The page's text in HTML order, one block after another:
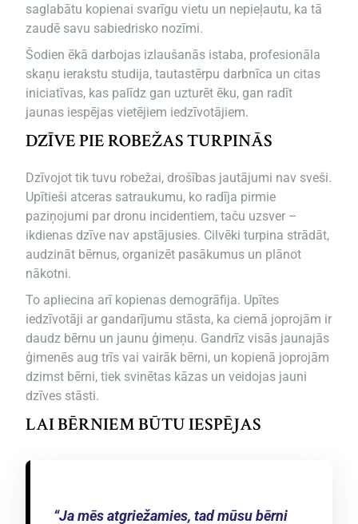
saglabātu kopienai svarīgu vietu un nepieļautu, ka tā
zaudē savu sabiedrisko nozīmi.
Šodien ēkā darbojas izlaušanās istaba, profesionāla
skaņu ierakstu studija, tautastērpu darbnīca un citas
iniciatīvas, kas palīdz gan uzturēt ēku, gan radīt
jaunas iespējas vietējiem iedzīvotājiem.
DZĪVE PIE ROBEŽAS TURPINĀS
Dzīvojot tik tuvu robežai, drošības jautājumi nav sveši.
Upītieši atceras satraukumu, ko radīja pirmie
paziņojumi par dronu incidentiem, taču uzsver –
ikdienas dzīve nav apstājusies. Cilvēki turpina strādāt,
audzināt bērnus, organizēt pasākumus un plānot
nākotni.
To apliecina arī kopienas demogrāfija. Upītes
iedzīvotāji ar gandarījumu stāsta, ka ciemā joprojām ir
daudz bērnu un jaunu ģimeņu. Gandrīz visās jaunajās
ģimenēs aug trīs vai vairāk bērni, un kopienā joprojām
dzimst bērni, tiek svinētas kāzas un veidojas jauni
dzīves stāsti.
LAI BĒRNIEM BŪTU IESPĒJAS
“Ja mēs atgriežamies, tad mūsu bērni